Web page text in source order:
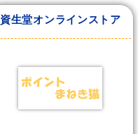
資生堂オンラインストア